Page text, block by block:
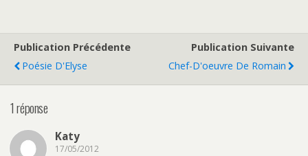
Publication Précédente
Poésie D'Elyse
Publication Suivante
Chef-D'oeuvre De Romain
1 réponse
Katy
17/05/2012